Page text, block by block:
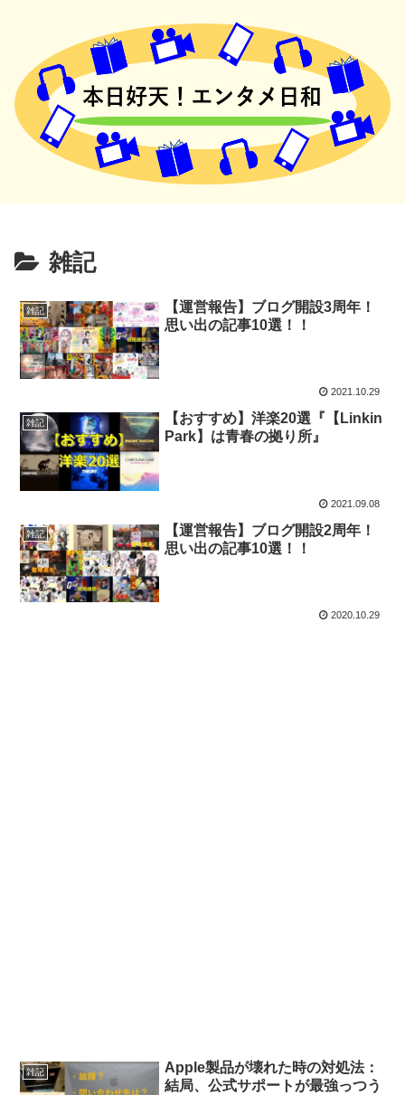
雑記
雑記
【運営報告】ブログ開設3周年！
思い出の記事10選！！
2021.10.29
雑記
【おすすめ】洋楽20選『【Linkin
Park】は青春の拠り所』
2021.09.08
雑記
【運営報告】ブログ開設2周年！
思い出の記事10選！！
2020.10.29
雑記
Apple製品が壊れた時の対処法：
結局、公式サポートが最強っつう